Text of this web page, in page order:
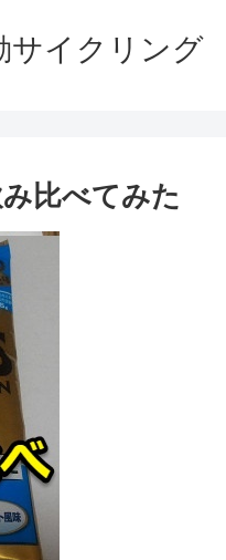
サイクリング
比べてみた